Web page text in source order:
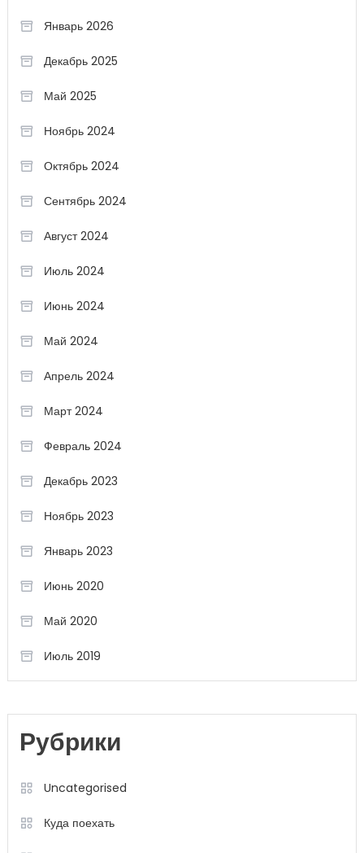
Январь 2026
Декабрь 2025
Май 2025
Ноябрь 2024
Октябрь 2024
Сентябрь 2024
Август 2024
Июль 2024
Июнь 2024
Май 2024
Апрель 2024
Март 2024
Февраль 2024
Декабрь 2023
Ноябрь 2023
Январь 2023
Июнь 2020
Май 2020
Июль 2019
Рубрики
Uncategorised
Куда поехать